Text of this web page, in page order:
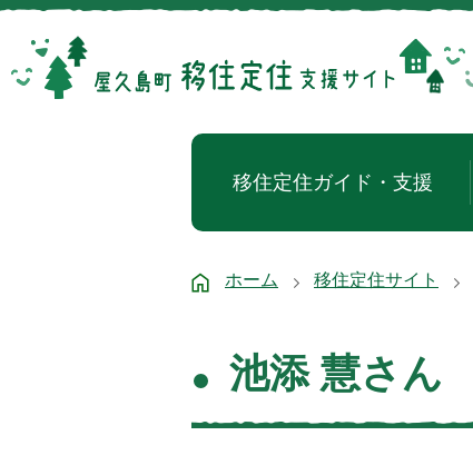
移住定住ガイド・支援
ホーム 移住定住サイト
池添 慧さん